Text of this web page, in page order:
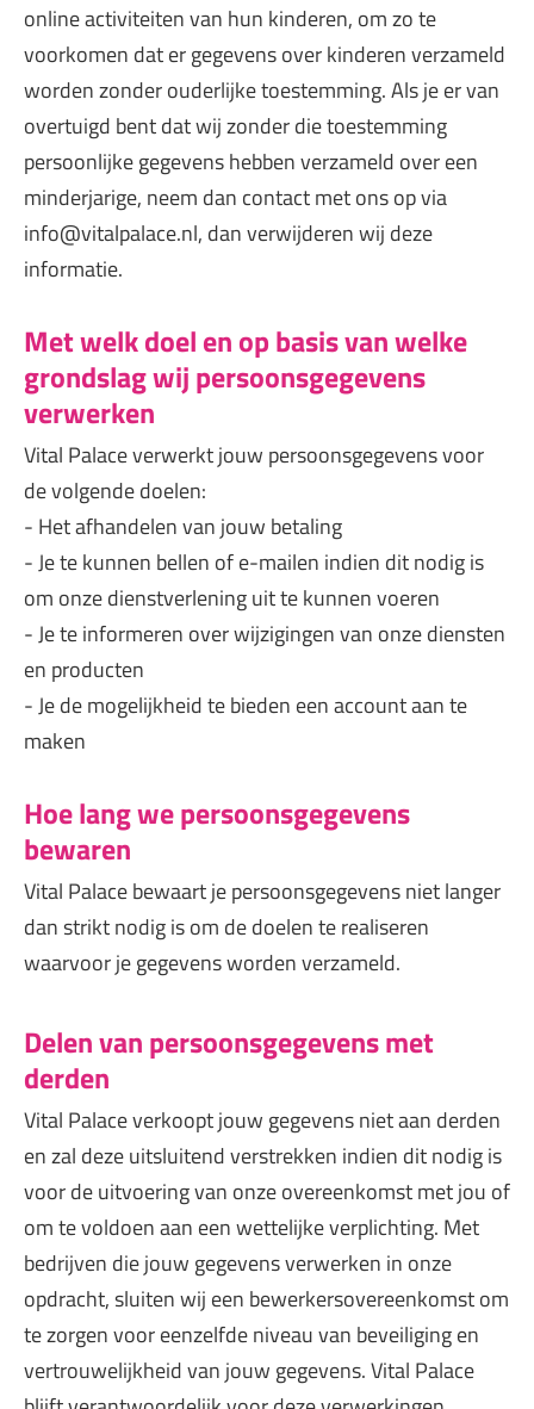
online activiteiten van hun kinderen, om zo te
voorkomen dat er gegevens over kinderen verzameld
worden zonder ouderlijke toestemming. Als je er van
overtuigd bent dat wij zonder die toestemming
persoonlijke gegevens hebben verzameld over een
minderjarige, neem dan contact met ons op via
info@vitalpalace.nl, dan verwijderen wij deze
informatie.
Met welk doel en op basis van welke
grondslag wij persoonsgegevens
verwerken
Vital Palace verwerkt jouw persoonsgegevens voor
de volgende doelen:
- Het afhandelen van jouw betaling
- Je te kunnen bellen of e-mailen indien dit nodig is
om onze dienstverlening uit te kunnen voeren
- Je te informeren over wijzigingen van onze diensten
en producten
- Je de mogelijkheid te bieden een account aan te
maken
Hoe lang we persoonsgegevens
bewaren
Vital Palace bewaart je persoonsgegevens niet langer
dan strikt nodig is om de doelen te realiseren
waarvoor je gegevens worden verzameld.
Delen van persoonsgegevens met
derden
Vital Palace verkoopt jouw gegevens niet aan derden
en zal deze uitsluitend verstrekken indien dit nodig is
voor de uitvoering van onze overeenkomst met jou of
om te voldoen aan een wettelijke verplichting. Met
bedrijven die jouw gegevens verwerken in onze
opdracht, sluiten wij een bewerkersovereenkomst om
te zorgen voor eenzelfde niveau van beveiliging en
vertrouwelijkheid van jouw gegevens. Vital Palace